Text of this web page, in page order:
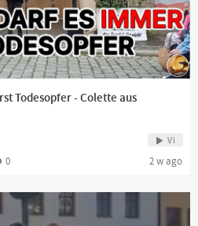
Todesopfer - Colette aus
Vi
0 2 w ago